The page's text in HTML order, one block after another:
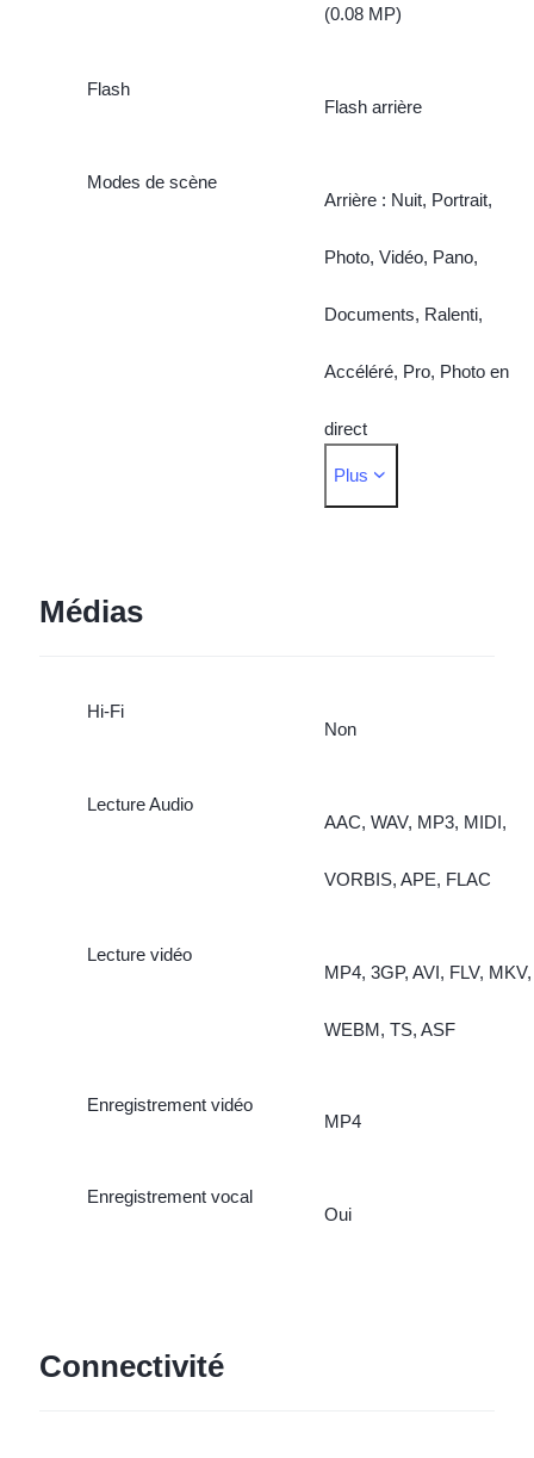
(0.08 MP)
Flash
Flash arrière
Modes de scène
Arrière : Nuit, Portrait,
Photo, Vidéo, Pano,
Documents, Ralenti,
Accéléré, Pro, Photo en
direct
Frontale : Nuit, Portrait,
Plus
Médias
Hi-Fi
Non
Lecture Audio
AAC, WAV, MP3, MIDI,
VORBIS, APE, FLAC
Lecture vidéo
MP4, 3GP, AVI, FLV, MKV,
WEBM, TS, ASF
Enregistrement vidéo
MP4
Enregistrement vocal
Oui
Connectivité